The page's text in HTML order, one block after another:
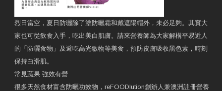
烈日當空，夏日防曬除了塗防曬霜和戴遮陽帽外，未必足夠。其實大
家也可從飲食入手，吃出美白肌膚。請來營養師為大家解構平易近人
的「防曬食物」及避吃高光敏物等美食，預防皮膚吸收黑色素，時刻
保持白滑肌。
常見蔬果 強效有營
很多天然食材富含防曬功效物，reFOODlution創辧人兼澳洲註冊營養